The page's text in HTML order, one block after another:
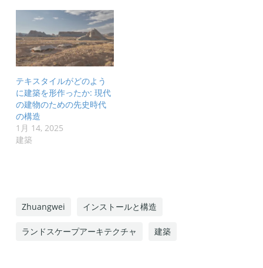
テキスタイルがどのよう
に建築を形作ったか: 現代
の建物のための先史時代
の構造
1月 14, 2025
建築
Zhuangwei インストールと構造
ランドスケープアーキテクチャ 建築